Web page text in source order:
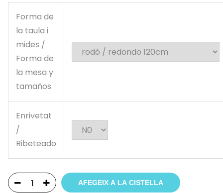
Forma de
la taula i
mides /
Forma de
la mesa y
tamaños
Enrivetat
/
Ribeteado
AFEGEIX A LA CISTELLA